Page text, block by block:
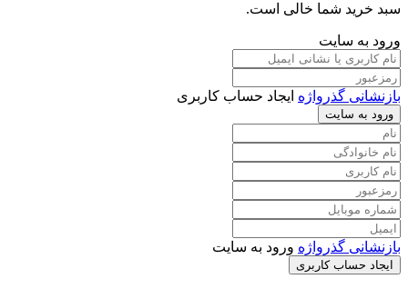
سبد خرید شما خالی است.
ورود به سایت
بازنشانی گذرواژه ایجاد حساب کاربری
ورود به سایت
بازنشانی گذرواژه ورود به سایت
ایجاد حساب کاربری